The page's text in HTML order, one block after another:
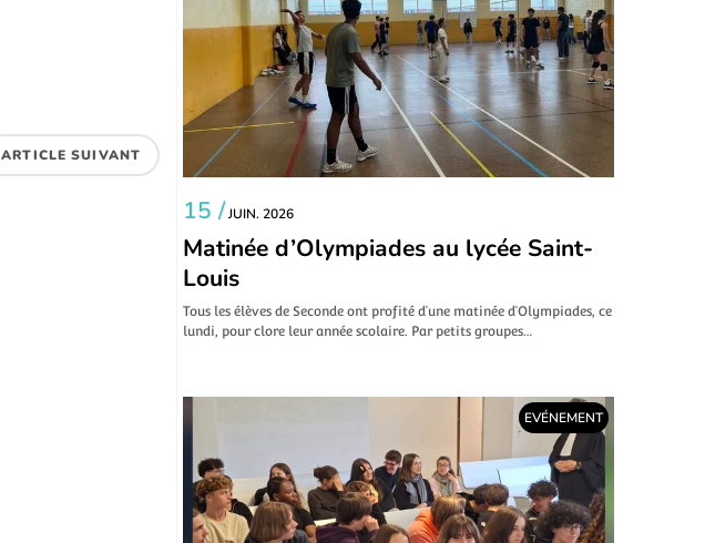
ARTICLE SUIVANT
15 /JUIN. 2026
Matinée d’Olympiades au lycée Saint-
Louis
Tous les élèves de Seconde ont profité d’une matinée d’Olympiades, ce
lundi, pour clore leur année scolaire. Par petits groupes…
EVÉNEMENT